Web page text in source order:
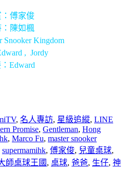
：傅家俊
：陳如楓
Snooker Kingdom
, Jordy
Edward
, 名人專訪, 星級追縱, LINE
Promise, Gentleman, Hong
, Marco Fu, master snooker
supermamihk, 傅家俊, 兒童桌球,
師桌球王國 , 桌球, 爸爸, 生仔, 神